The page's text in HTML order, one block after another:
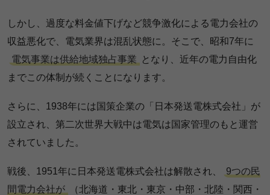
しかし、過度な料金値下げなど競争激化による電力会社の
収益悪化で、電気業界は混乱状態に。そこで、昭和7年に
電気事業は供給地域独占事業
となり、近年の電力自由化
までこの体制が続くことになります。
さらに、1938年には国策企業の「日本発送電株式会社」が
設立され、第二次世界大戦中は電気は国家管理のもと運営
されていました。
戦後、1951年に日本発送電株式会社は解散され、
9つの民
間電力会社が
（北海道・東北・東京・中部・北陸・関西・